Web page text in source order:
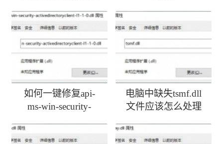
如何一键修复api-
ms-win-security-
电脑中缺失tsmf.dll
文件应该怎么处理